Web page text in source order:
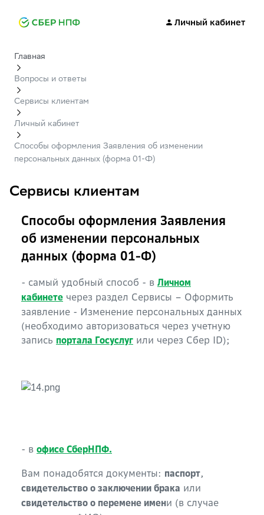
Личный кабинет
Главная
Вопросы и ответы
Сервисы клиентам
Личный кабинет
Способы оформления Заявления об изменении
персональных данных (форма 01-Ф)
Сервисы клиентам
Способы оформления Заявления
об изменении персональных
данных (форма 01-Ф)
- самый удобный способ - в Личном
кабинете через раздел Сервисы – Оформить
заявление - Изменение персональных данных
(необходимо авторизоваться через учетную
запись портала Госуслуг или через Сбер ID);
- в офисе СберНПФ.
Вам понадобятся документы: паспорт,
свидетельство о заключении брака или
свидетельство о перемене имени (в случае